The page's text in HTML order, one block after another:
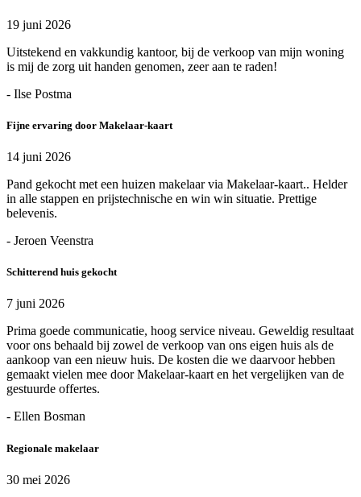
19 juni 2026
Uitstekend en vakkundig kantoor, bij de verkoop van mijn woning
is mij de zorg uit handen genomen, zeer aan te raden!
- Ilse Postma
Fijne ervaring door Makelaar-kaart
14 juni 2026
Pand gekocht met een huizen makelaar via Makelaar-kaart.. Helder
in alle stappen en prijstechnische en win win situatie. Prettige
belevenis.
- Jeroen Veenstra
Schitterend huis gekocht
7 juni 2026
Prima goede communicatie, hoog service niveau. Geweldig resultaat
voor ons behaald bij zowel de verkoop van ons eigen huis als de
aankoop van een nieuw huis. De kosten die we daarvoor hebben
gemaakt vielen mee door Makelaar-kaart en het vergelijken van de
gestuurde offertes.
- Ellen Bosman
Regionale makelaar
30 mei 2026